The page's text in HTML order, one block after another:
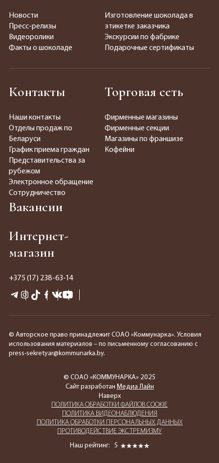
ПОЛИТИКА ОБРАБОТКИ ФАЙЛОВ COOKIE
ПОЛИТИКА ВИДЕОНАБЛЮДЕНИЯ
ПОЛИТИКА ОБРАБОТКИ ПЕРСОНАЛЬНЫХ ДАННЫХ
ПРОТИВОДЕЙСТВИЕ ЭКСТРЕМИЗМУ
Наш рейтинг:
5
Новости
Пресс-релизы
Видеоролики
Факты о шоколаде
Изготовление шоколада в
этикетке заказчика
Экскурсии по фабрике
Подарочные сертификаты
Контакты
Наши контакты
Отделы продаж по
Беларуси
График приема граждан
Представительства за
рубежом
Электронное обращение
Сотрудничество
Торговая сеть
Фирменные магазины
Фирменные секции
Магазины по франшизе
Кофейни
Вакансии
Интернет-
магазин
+375 (17) 238-63-14
© Авторское право принадлежит СОАО «Коммунарка». Условия
использования материалов – по письменному согласованию с
press-sekretyar@kommunarka.by.
© СОАО «КОММУНАРКА» 2025
Сайт разработан Медиа Лайн
Наверх